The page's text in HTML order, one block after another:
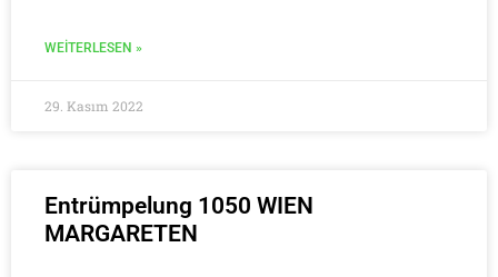
WEITERLESEN »
29. Kasım 2022
Entrümpelung 1050 WIEN
MARGARETEN